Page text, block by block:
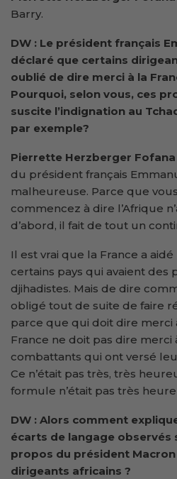
Barry.
DW : Le président français
déclaré que certains
oublié de dire merci à la
Pourquoi, selon vous, ces
suscite l’indignation au
par exemple?
Pierrette Herzberger Fofana
du président français
malheureuse. Parce que
commencez à dire l’Afrique
d’abord, il fait de tout un
Il est vrai que la France a
certains pays qui avaient des
djihadistes. Mais de dire
obligé tout de suite de faire
parce que qui doit dire merci
France ne doit pas dire merci
combattants qui ont versé
Ce n’était pas très, très
formule n’était pas très
DW : Alors comment
écarts de langage observés
propos du président Macron
dirigeants africains ?